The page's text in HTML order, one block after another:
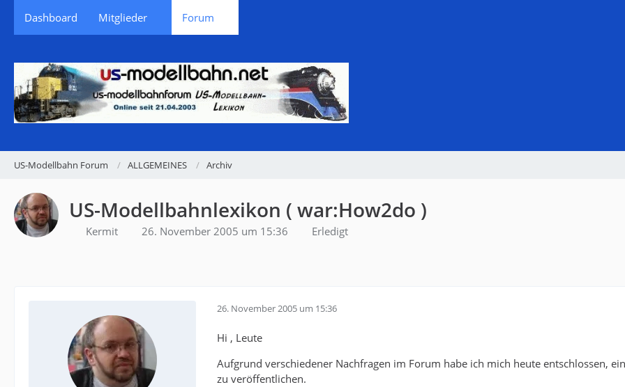
Dashboard Mitglieder Forum
US-Modellbahn Forum ALLGEMEINES Archiv
US-Modellbahnlexikon ( war:How2do )
Kermit 26. November 2005 um 15:36 Erledigt
26. November 2005 um 15:36
Hi , Leute
Aufgrund verschiedener Nachfragen im Forum habe ich mich heute entschlossen,
zu veröffentlichen.